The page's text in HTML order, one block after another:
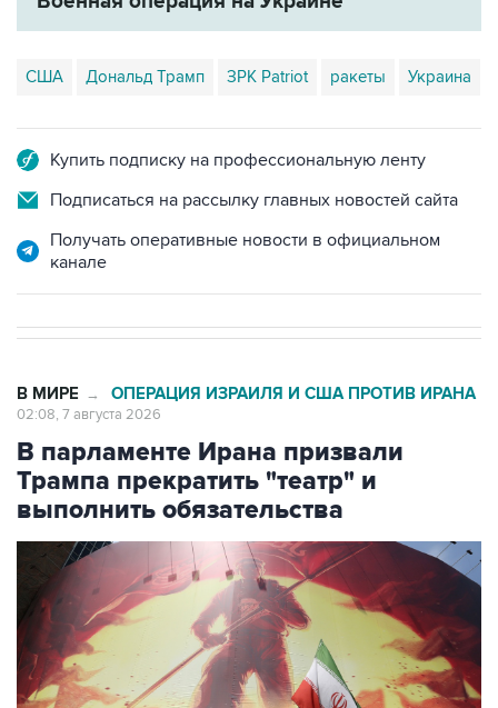
США Дональд Трамп ЗРК Patriot ракеты Украина
Подписаться на рассылку главных новостей сайта
Получать оперативные новости в официальном
канале
В парламенте Ирана призвали
Трампа прекратить "театр" и
выполнить обязательства